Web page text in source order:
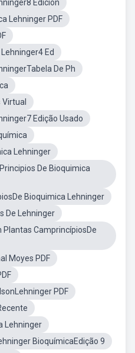
Edición
Lehninger PDF
Ed
De Ph
Edição Usado
Lehninger
De Bioquimica
Bioquimica Lehninger
De Lehninger
Plantas CamprincípiosDe
Moyes PDF
PDF
Lehninger
BioquímicaEdição 9